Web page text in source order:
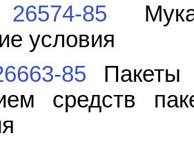
85 Мука
условия
85 Пакеты
средств